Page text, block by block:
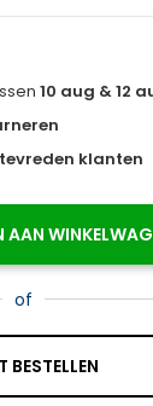
10 aug & 12
tevreden klanten
AAN
of
BESTELLEN